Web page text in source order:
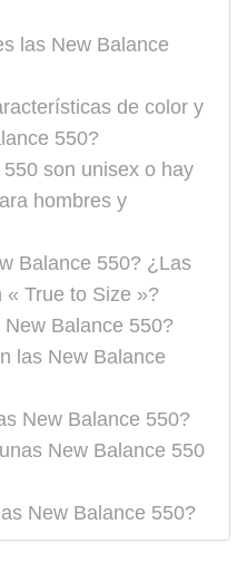
las New Balance
de color y
550?
son unisex o hay
hombres y
Balance 550? ¿Las
« True to Size »?
Balance 550?
las New Balance
New Balance 550?
New Balance 550
New Balance 550?